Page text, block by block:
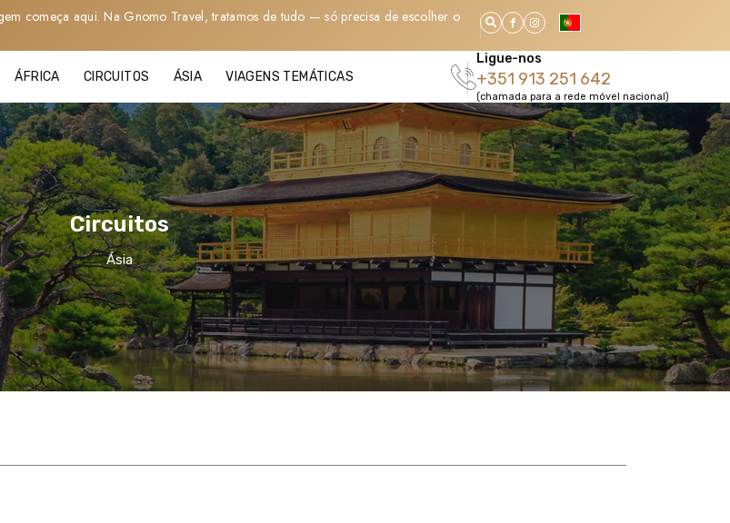
começa aqui. Na Gnomo Travel, tratamos de tudo — só precisa de escolher o
ÁFRICA CIRCUITOS ÁSIA VIAGENS TEMÁTICAS
Ligue-nos
+351 913 251 642
(chamada para a rede móvel nacional)
Circuitos
Ásia